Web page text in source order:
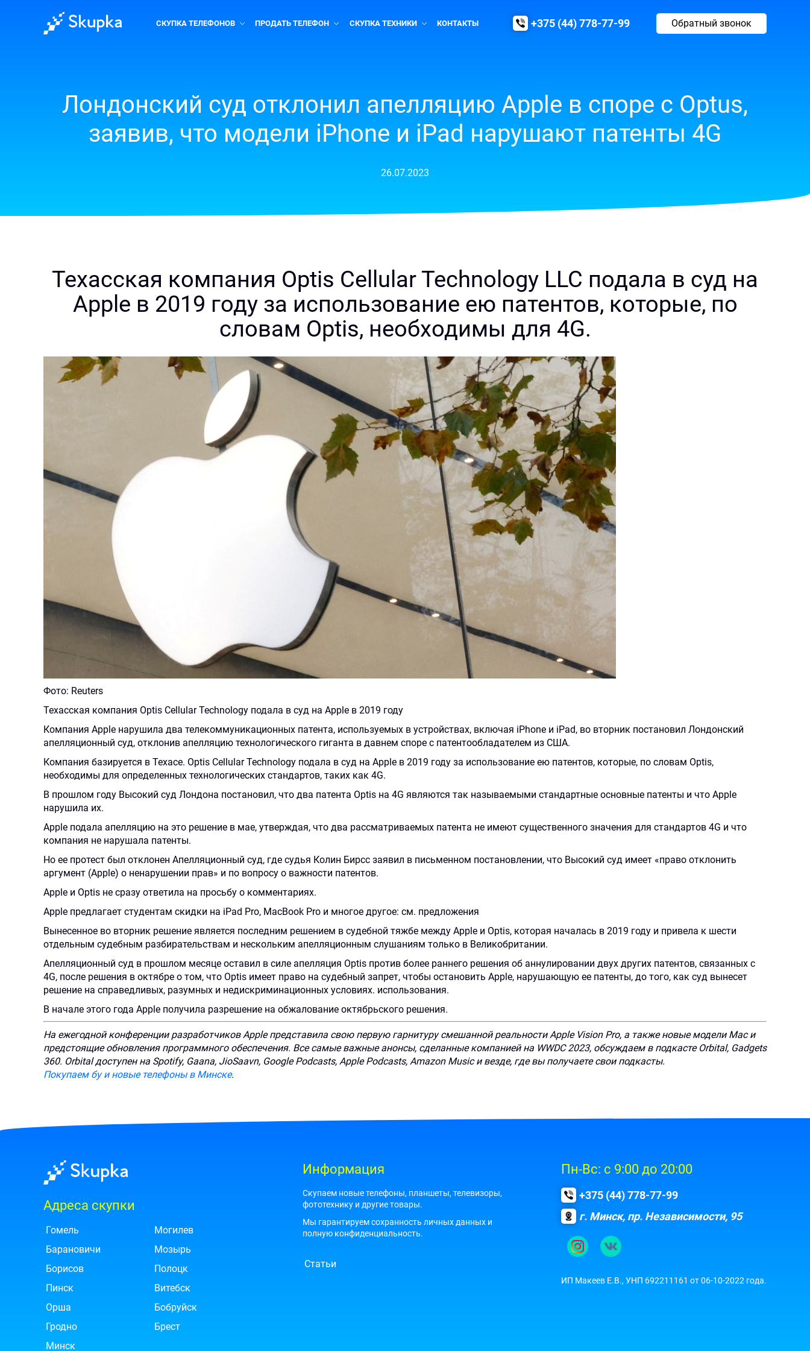
СКУПКА ТЕЛЕФОНОВ ПРОДАТЬ ТЕЛЕФОН СКУПКА ТЕХНИКИ КОНТАКТЫ +375 (44) 778-77-99 Обратный звонок
Лондонский суд отклонил апелляцию Apple в споре с Optus,
заявив, что модели iPhone и iPad нарушают патенты 4G
26.07.2023
Техасская компания Optis Cellular Technology LLC подала в суд на
Apple в 2019 году за использование ею патентов, которые, по
словам Optis, необходимы для 4G.
Фото: Reuters
Техасская компания Optis Cellular Technology подала в суд на Apple в 2019 году
Компания Apple нарушила два телекоммуникационных патента, используемых в устройствах, включая iPhone и iPad, во вторник постановил Лондонский
апелляционный суд, отклонив апелляцию технологического гиганта в давнем споре с патентообладателем из США.
Компания базируется в Техасе. Optis Cellular Technology подала в суд на Apple в 2019 году за использование ею патентов, которые, по словам Optis,
необходимы для определенных технологических стандартов, таких как 4G.
В прошлом году Высокий суд Лондона постановил, что два патента Optis на 4G являются так называемыми стандартные основные патенты и что Apple
нарушила их.
Apple подала апелляцию на это решение в мае, утверждая, что два рассматриваемых патента не имеют существенного значения для стандартов 4G и что
компания не нарушала патенты.
Но ее протест был отклонен Апелляционный суд, где судья Колин Бирсс заявил в письменном постановлении, что Высокий суд имеет «право отклонить
аргумент (Apple) о ненарушении прав» и по вопросу о важности патентов.
Apple и Optis не сразу ответила на просьбу о комментариях.
Apple предлагает студентам скидки на iPad Pro, MacBook Pro и многое другое: см. предложения
Вынесенное во вторник решение является последним решением в судебной тяжбе между Apple и Optis, которая началась в 2019 году и привела к шести
отдельным судебным разбирательствам и нескольким апелляционным слушаниям только в Великобритании.
Апелляционный суд в прошлом месяце оставил в силе апелляция Optis против более раннего решения об аннулировании двух других патентов, связанных с
4G, после решения в октябре о том, что Optis имеет право на судебный запрет, чтобы остановить Apple, нарушающую ее патенты, до того, как суд вынесет
решение на справедливых, разумных и недискриминационных условиях. использования.
В начале этого года Apple получила разрешение на обжалование октябрьского решения.
На ежегодной конференции разработчиков Apple представила свою первую гарнитуру смешанной реальности Apple Vision Pro, а также новые модели Mac и
предстоящие обновления программного обеспечения. Все самые важные анонсы, сделанные компанией на WWDC 2023, обсуждаем в подкасте Orbital, Gadgets
360. Orbital доступен на Spotify, Gaana, JioSaavn, Google Podcasts, Apple Podcasts, Amazon Music и везде, где вы получаете свои подкасты.
Покупаем бу и новые телефоны в Минске.
Адреса скупки
Гомель
Могилев
Барановичи
Мозырь
Борисов
Полоцк
Пинск
Витебск
Орша
Бобруйск
Гродно
Брест
Минск
Информация
Скупаем новые телефоны, планшеты, телевизоры,
фототехнику и другие товары.
Мы гарантируем сохранность личных данных и
полную конфиденциальность.
Статьи
Пн-Вс: с 9:00 до 20:00
+375 (44) 778-77-99
г. Минск, пр. Независимости, 95
ИП Макеев E.B., УНП 692211161 от 06-10-2022 года.
×
Заполните
форму
и
Вами
Имя
Телефон
Сообщение
для
"Отправить",
даю
на
обработку
×
Заполните
форму
и
Вами
Имя
Телефон
Сообщение
для
"Узнать
цену",
согласие
на
×
Ваша
заявка
принята!
менеджер
ближайшее
время!
×
404.
Форма
не
формы
необходимо
снять
галочку
над
кнопкой
отправки.